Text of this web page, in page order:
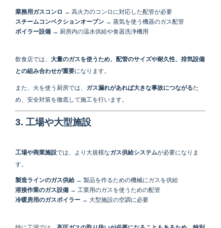
業務用ガスコンロ → 高火力のコンロに対応した配管が必要
スチームコンベクションオーブン → 蒸気を使う機器のガス配管
ボイラー設備 → 厨房内の温水供給や食器洗浄機用
飲食店では、大量のガスを使うため、配管のサイズや耐久性、排気設備
との組み合わせが重要になります。
また、火を使う厨房では、 ガス漏れがあれば大きな事故につながるた
め、安全対策を徹底して施工を行います。
3. 工場や大型施設
工場や商業施設では、より大規模なガス供給システムが必要になりま
す。
製造ラインのガス供給→ 製品を作るための機械にガスを供給
溶接作業のガス設備 → 工業用のガスを使うための配管
冷暖房用のガスボイラー → 大型施設の空調に必要